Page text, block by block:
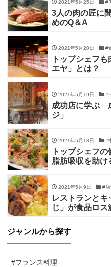
2021年5月25日 #
3人の肉の匠に
めのQ＆A
2021年5月20日 #
トップシェフ
エヤ」とは？
2021年5月19日 #
成功店に学ぶ
ジ」
2021年5月18日 #
トップシェフ
脂肪吸収を助け
2021年5月9日 #
レストランとキ
じ」が食品ロ
ジャンルから探す
#フランス料理